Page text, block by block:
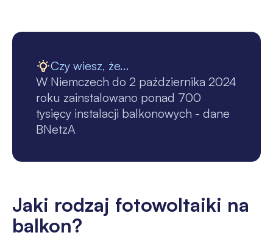
Czy wiesz, że...
W Niemczech do 2 października 2024
roku zainstalowano ponad 700
tysięcy instalacji balkonowych - dane
BNetzA
Jaki rodzaj fotowoltaiki na
balkon?